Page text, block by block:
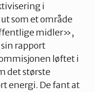
i
som et område
midler»,
rapport
løftet i
det største
energi. De fant at